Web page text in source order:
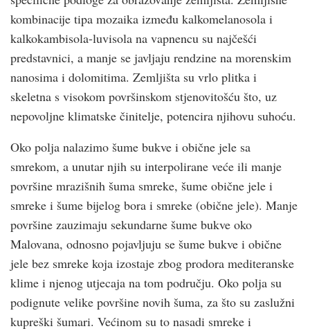
kombinacije tipa mozaika između kalkomelanosola i
kalkokambisola-luvisola na vapnencu su najčešći
predstavnici, a manje se javljaju rendzine na morenskim
nanosima i dolomitima. Zemljišta su vrlo plitka i
skeletna s visokom površinskom stjenovitošću što, uz
nepovoljne klimatske činitelje, potencira njihovu suhoću.
Oko polja nalazimo šume bukve i obične jele sa
smrekom, a unutar njih su interpolirane veće ili manje
površine mrazišnih šuma smreke, šume obične jele i
smreke i šume bijelog bora i smreke (obične jele). Manje
površine zauzimaju sekundarne šume bukve oko
Malovana, odnosno pojavljuju se šume bukve i obične
jele bez smreke koja izostaje zbog prodora mediteranske
klime i njenog utjecaja na tom području. Oko polja su
podignute velike površine novih šuma, za što su zaslužni
kupreški šumari. Većinom su to nasadi smreke i